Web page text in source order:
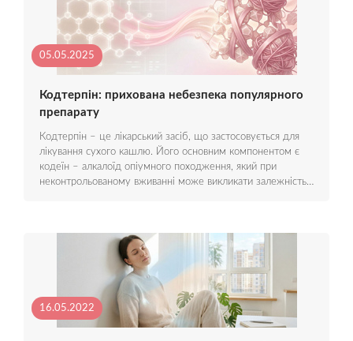
05.05.2025
Кодтерпін: прихована небезпека популярного
препарату
Кодтерпін – це лікарський засіб, що застосовується для
лікування сухого кашлю. Його основним компонентом є
кодеїн – алкалоїд опіумного походження, який при
неконтрольованому вживанні може викликати залежність…
16.05.2022